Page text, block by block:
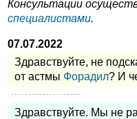
Консультации
специалистами.
07.07.2022
Здравствуйте, не
от астмы Форадил? И
Здравствуйте. Мы не